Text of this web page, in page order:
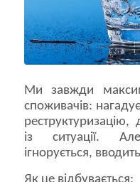
Ми завжди
споживачів:
із ситуації.
ігнорується,